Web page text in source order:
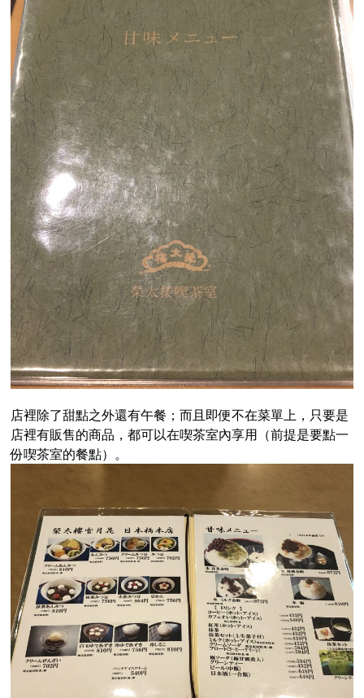
店裡除了甜點之外還有午餐；而且即便不在菜單上，只要是
店裡有販售的商品，都可以在喫茶室內享用（前提是要點一
份喫茶室的餐點）。